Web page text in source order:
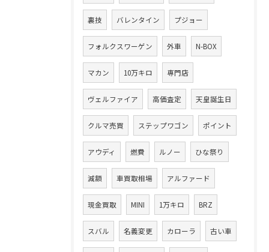
裏技 バレンタイン プジョー
フォルクスワーゲン 外車 N-BOX
マカン 10万キロ 専門店
ヴェルファイア 高価査定 天皇誕生日
クルマ売買 ステップワゴン ポイント
アウディ 燃費 ルノー ひな祭り
減額 車買取相場 アルファード
現金買取 MINI 1万キロ BRZ
スバル 名義変更 カローラ 古い車